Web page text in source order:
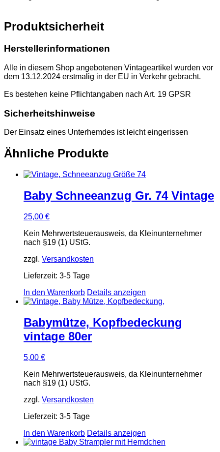
Produktsicherheit
Herstellerinformationen
Alle in diesem Shop angebotenen Vintageartikel wurden vor
dem 13.12.2024 erstmalig in der EU in Verkehr gebracht.
Es bestehen keine Pflichtangaben nach Art. 19 GPSR
Sicherheitshinweise
Der Einsatz eines Unterhemdes ist leicht eingerissen
Ähnliche Produkte
Baby Schneeanzug Gr. 74 Vintage
25,00 €
Kein Mehrwertsteuerausweis, da Kleinunternehmer
nach §19 (1) UStG.
zzgl. Versandkosten
Lieferzeit: 3-5 Tage
In den Warenkorb Details anzeigen
Babymütze, Kopfbedeckung
vintage 80er
5,00 €
Kein Mehrwertsteuerausweis, da Kleinunternehmer
nach §19 (1) UStG.
zzgl. Versandkosten
Lieferzeit: 3-5 Tage
In den Warenkorb Details anzeigen